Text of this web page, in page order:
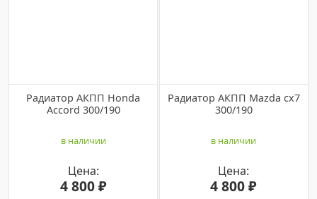
Радиатор АКПП Honda
Accord 300/190
в наличии
Цена:
4 800 ₽
Радиатор АКПП Mazda cx7
300/190
в наличии
Цена:
4 800 ₽